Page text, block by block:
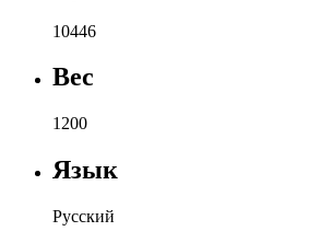
10446
Вес
1200
Язык
Русский